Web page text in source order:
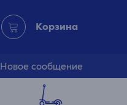
Корзина
Новое сообщение